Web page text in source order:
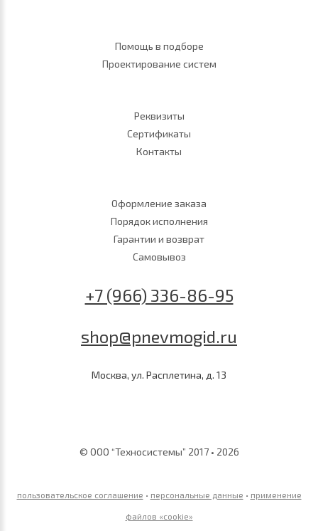
Помощь в подборе
Проектирование систем
Реквизиты
Сертификаты
Контакты
Оформление заказа
Порядок исполнения
Гарантии и возврат
Самовывоз
+7 (966) 336-86-95
shop@pnevmogid.ru
Москва, ул. Расплетина, д. 13
© ООО “Техносистемы” 2017 • 2026
пользовательское соглашение • персональные данные • применение
файлов «сookie»